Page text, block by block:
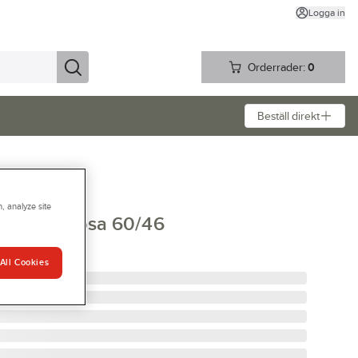
Logga in
Orderrader: 0
Beställ direkt
Multidosa 60/46
analyze site
Cookies